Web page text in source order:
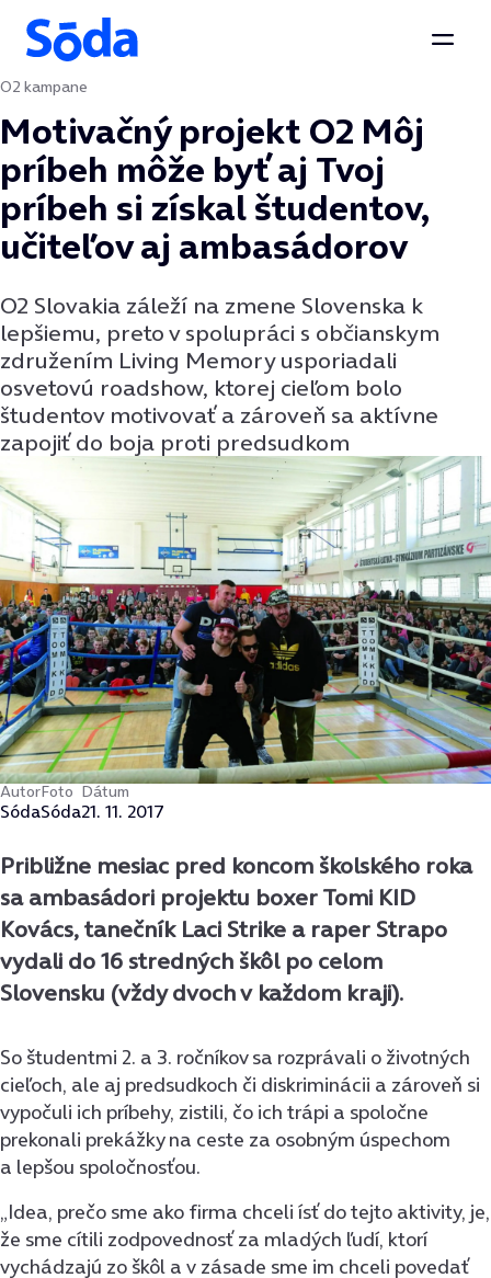
Preskočiť na obsah
O2 kampane
Motivačný projekt O2 Môj
príbeh môže byť aj Tvoj
príbeh si získal študentov,
učiteľov aj ambasádorov
O2 Slovakia záleží na zmene Slovenska k
lepšiemu, preto v spolupráci s občianskym
združením Living Memory usporiadali
osvetovú roadshow, ktorej cieľom bolo
študentov motivovať a zároveň sa aktívne
zapojiť do boja proti predsudkom
Autor
Sóda
Foto
Sóda
Dátum
21. 11. 2017
Približne mesiac pred koncom školského roka
sa ambasádori projektu boxer Tomi KID
Kovács, tanečník Laci Strike a raper Strapo
vydali do 16 stredných škôl po celom
Slovensku (vždy dvoch v každom kraji).
So študentmi 2. a 3. ročníkov sa rozprávali o životných
cieľoch, ale aj predsudkoch či diskriminácii a zároveň si
vypočuli ich príbehy, zistili, čo ich trápi a spoločne
prekonali prekážky na ceste za osobným úspechom
a lepšou spoločnosťou.
„Idea, prečo sme ako firma chceli ísť do tejto aktivity, je,
že sme cítili zodpovednosť za mladých ľudí, ktorí
vychádzajú zo škôl a v zásade sme im chceli povedať